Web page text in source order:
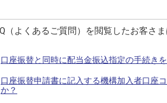
（よくあるご質問）を閲覧したお客さ
口座振替と同時に配当金振込指定の手続き
口座振替申請書に記入する機構加入者口座
か？